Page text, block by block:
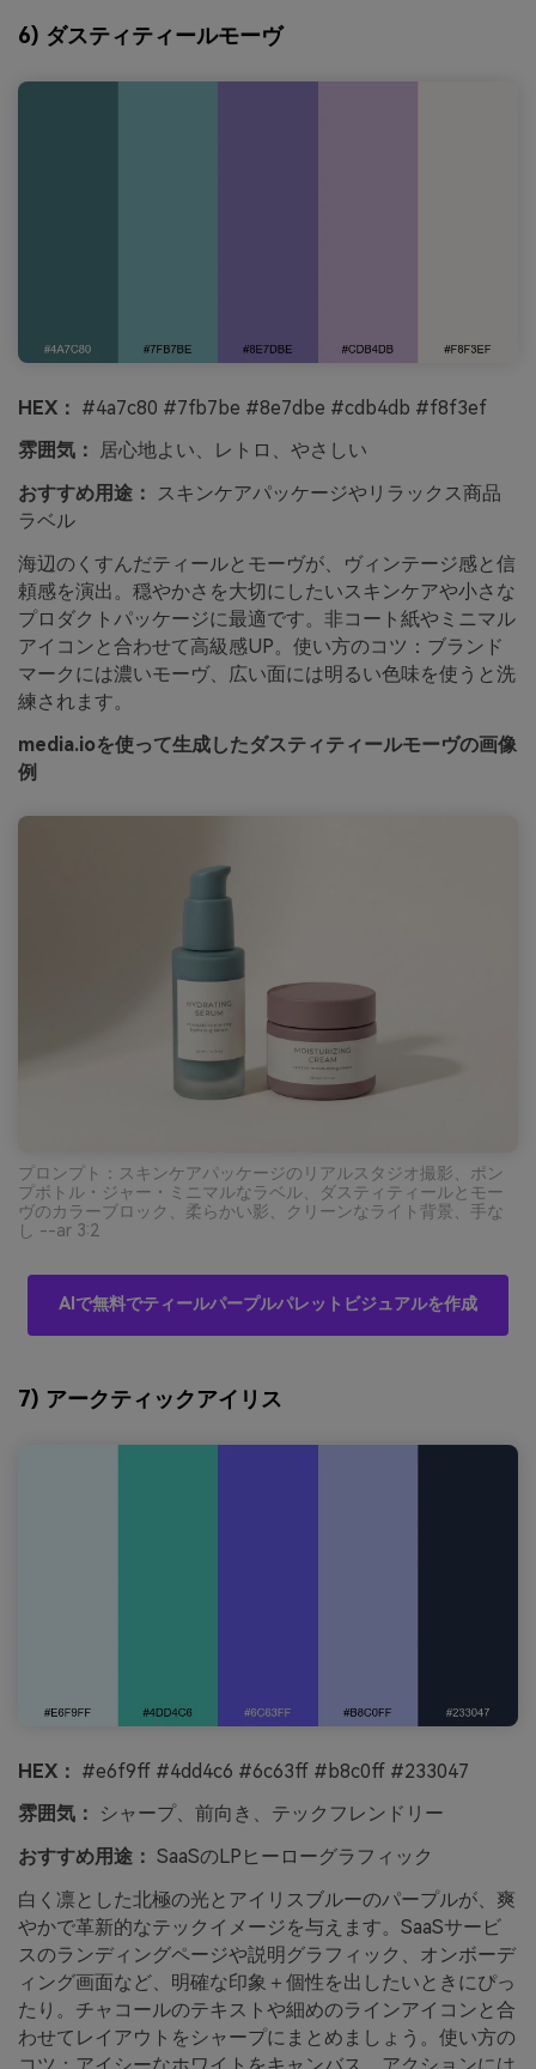
6) ダスティティールモーヴ
HEX： #4a7c80 #7fb7be #8e7dbe #cdb4db #f8f3ef
雰囲気：
居心地よい、レトロ、やさしい
おすすめ用途： スキンケアパッケージやリラックス商品
ラベル
海辺のくすんだティールとモーヴが、ヴィンテージ感と信
頼感を演出。穏やかさを大切にしたいスキンケアや小さな
プロダクトパッケージに最適です。非コート紙やミニマル
アイコンと合わせて高級感UP。使い方のコツ：ブランド
マークには濃いモーヴ、広い面には明るい色味を使うと洗
練されます。
media.ioを使って生成したダスティティールモーヴの画像
例
プロンプト：スキンケアパッケージのリアルスタジオ撮影、ポン
プボトル・ジャー・ミニマルなラベル、ダスティティールとモー
ヴのカラーブロック、柔らかい影、クリーンなライト背景、手な
し --ar 3:2
AIで無料でティールパープルパレットビジュアルを作成
7) アークティックアイリス
HEX： #e6f9ff #4dd4c6 #6c63ff #b8c0ff #233047
雰囲気：
シャープ、前向き、テックフレンドリー
おすすめ用途： SaaSのLPヒーローグラフィック
白く凛とした北極の光とアイリスブルーのパープルが、爽
やかで革新的なテックイメージを与えます。SaaSサービ
スのランディングページや説明グラフィック、オンボーデ
ィング画面など、明確な印象＋個性を出したいときにぴっ
たり。チャコールのテキストや細めのラインアイコンと合
わせてレイアウトをシャープにまとめましょう。使い方の